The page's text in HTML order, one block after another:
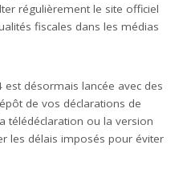
régulièrement le site officiel
fiscales dans les médias
est désormais lancée avec des
de vos déclarations de
télédéclaration ou la version
les délais imposés pour éviter